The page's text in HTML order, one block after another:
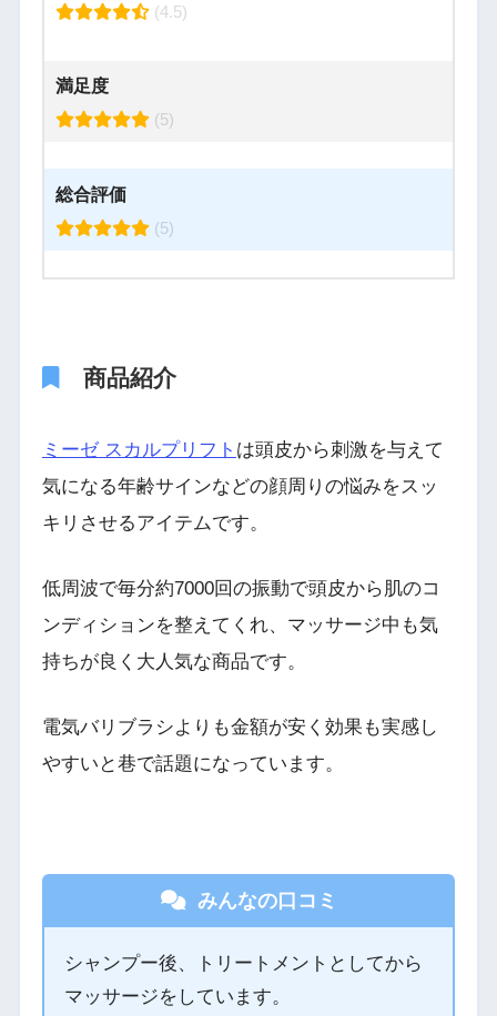
(4.5)
満足度
(5)
総合評価
(5)
商品紹介
ミーゼ スカルプリフト は頭皮から刺激を与えて
気になる年齢サインなどの顔周りの悩みをスッ
キリさせるアイテムです。
低周波で毎分約7000回の振動で頭皮から肌のコ
ンディションを整えてくれ、マッサージ中も気
持ちが良く大人気な商品です。
電気バリブラシよりも金額が安く効果も実感し
やすいと巷で話題になっています。
みんなの口コミ
シャンプー後、トリートメントとしてから
マッサージをしています。